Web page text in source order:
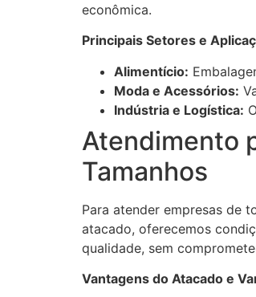
econômica.
Principais Setores e
Alimentício:
Moda e Acessórios:
Indústria e Logística:
Atendimento
Tamanhos
Para atender empresas de
atacado, oferecemos
qualidade, sem
Vantagens do Atacado e